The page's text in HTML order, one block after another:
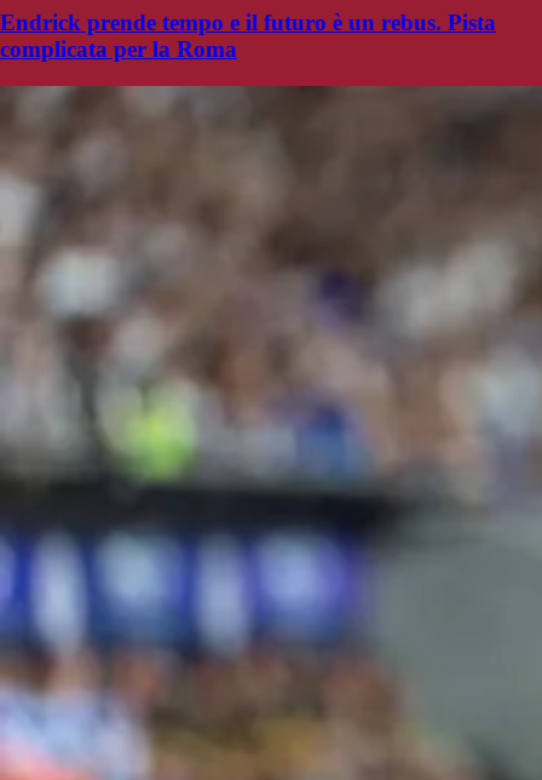
Endrick prende tempo e il futuro è un rebus. Pista
complicata per la Roma